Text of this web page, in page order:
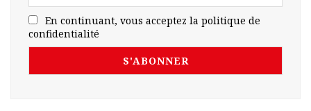
En continuant, vous acceptez la politique de
confidentialité